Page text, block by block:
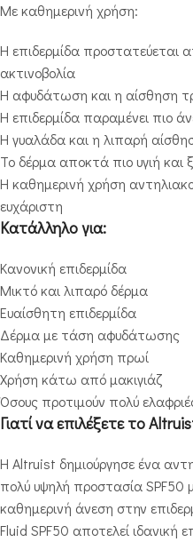
Με καθημερινή χρήση:
Η επιδερμίδα προστατεύεται
ακτινοβολία
Η αφυδάτωση και η αίσθηση
Η επιδερμίδα παραμένει πιο
Η γυαλάδα και η λιπαρή
Το δέρμα αποκτά πιο υγιή και
Η καθημερινή χρήση
ευχάριστη
Κατάλληλο για:
Κανονική επιδερμίδα
Μικτό και λιπαρό δέρμα
Ευαίσθητη επιδερμίδα
Δέρμα με τάση αφυδάτωσης
Καθημερινή χρήση πρωί
Χρήση κάτω από μακιγιάζ
Όσους προτιμούν πολύ
Γιατί να επιλέξετε το
Η Altruist δημιούργησε ένα
πολύ υψηλή προστασία SPF50
καθημερινή άνεση στην
Fluid SPF50 αποτελεί ιδανική